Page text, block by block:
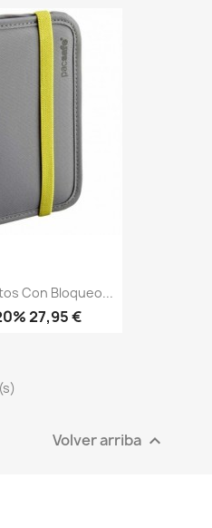
Con Bloqueo...
Precio
27,95 €
Volver arriba 